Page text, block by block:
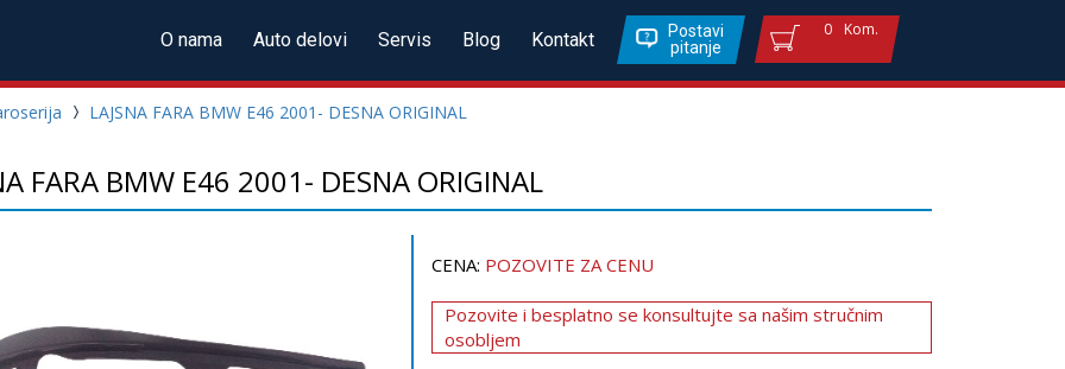
O nama Auto delovi Servis Blog Kontakt
Postavi
pitanje
0 Kom.
LAJSNA FARA BMW E46 2001- DESNA ORIGINAL
FARA BMW E46 2001- DESNA ORIGINAL
CENA: POZOVITE ZA CENU
Pozovite i besplatno se konsultujte sa našim stručnim
osobljem